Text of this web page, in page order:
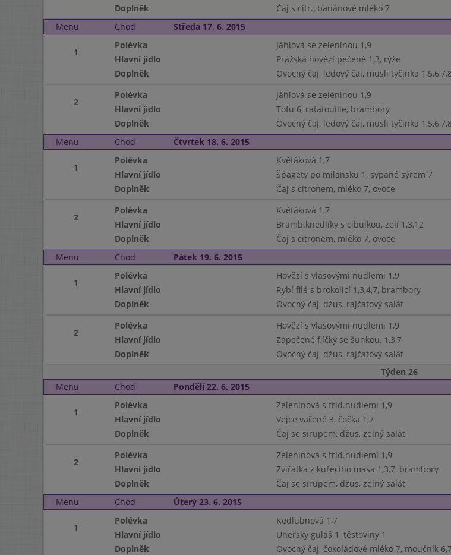
Doplněk
Čaj s citr., banánové mléko 7
Menu
Chod Středa 17. 6. 2015
1
Polévka
Jáhlová se zeleninou 1,9
Hlavní jídlo
Pražská hovězí pečeně 1,3, rýže
Doplněk
Ovocný čaj, ledový čaj, musli tyčinka 1,5,6,7,8
2
Polévka
Jáhlová se zeleninou 1,9
Hlavní jídlo
Tofu 6, ratatouille, brambory
Doplněk
Ovocný čaj, ledový čaj, musli tyčinka 1,5,6,7,8
Menu
Chod Čtvrtek 18. 6. 2015
1
Polévka
Květáková 1,7
Hlavní jídlo
Špagety po milánsku 1, sypané sýrem 7
Doplněk
Čaj s citronem, mléko 7, ovoce
2
Polévka
Květáková 1,7
Hlavní jídlo
Bramb.knedlíky s cibulkou, zelí 1,3,12
Doplněk
Čaj s citronem, mléko 7, ovoce
Menu
Chod Pátek 19. 6. 2015
1
Polévka
Hovězí s vlasovými nudlemi 1,9
Hlavní jídlo
Rybí filé s brokolicí 1,3,4,7, brambory
Doplněk
Ovocný čaj, džus, rajčatový salát
2
Polévka
Hovězí s vlasovými nudlemi 1,9
Hlavní jídlo
Zapečené flíčky se šunkou, 1,3,7
Doplněk
Ovocný čaj, džus, rajčatový salát
Týden 26
Menu
Chod Pondělí 22. 6. 2015
1
Polévka
Zeleninová s frid.nudlemi 1,9
Hlavní jídlo
Vejce vařené 3, čočka 1,7
Doplněk
Čaj se sirupem, džus, zelný salát
2
Polévka
Zeleninová s frid.nudlemi 1,9
Hlavní jídlo
Zvířátka z kuřecího masa 1,3,7, brambory
Doplněk
Čaj se sirupem, džus, zelný salát
Menu
Chod Úterý 23. 6. 2015
1
Polévka
Kedlubnová 1,7
Hlavní jídlo
Uherský guláš 1, těstoviny 1
Doplněk
Ovocný čaj, čokoládové mléko 7, moučník